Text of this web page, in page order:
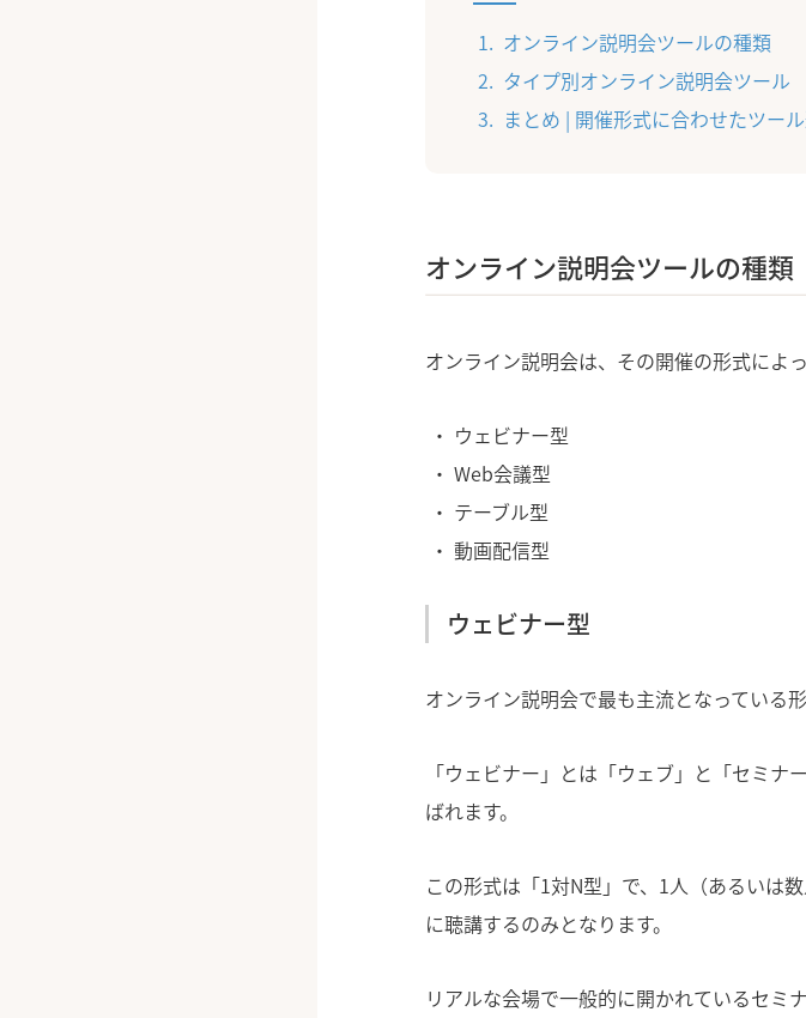
オンライン説明会ツールの種類
タイプ別オンライン説明会ツール
まとめ | 開催形式に合わせたツー
オンライン説明会ツールの種類
オンライン説明会は、その開催の形式によ
ウェビナー型
Web会議型
テーブル型
動画配信型
ウェビナー型
オンライン説明会で最も主流となっている
「ウェビナー」とは「ウェブ」と「セミ
ばれます。
この形式は「1対N型」で、1人（あるいは
に聴講するのみとなります。
リアルな会場で一般的に開かれているセミ